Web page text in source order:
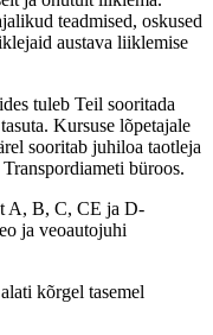
teadmised, oskused
austava liiklemise
tuleb Teil sooritada
Kursuse lõpetajale
sooritab juhiloa taotleja
büroos.
A, B, C, CE ja D-
ja veoautojuhi
kõrgel tasemel